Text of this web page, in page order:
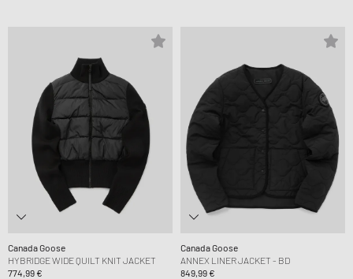
Canada Goose
HYBRIDGE WIDE QUILT KNIT JACKET
774,99 €
Canada Goose
ANNEX LINER JACKET - BD
849,99 €